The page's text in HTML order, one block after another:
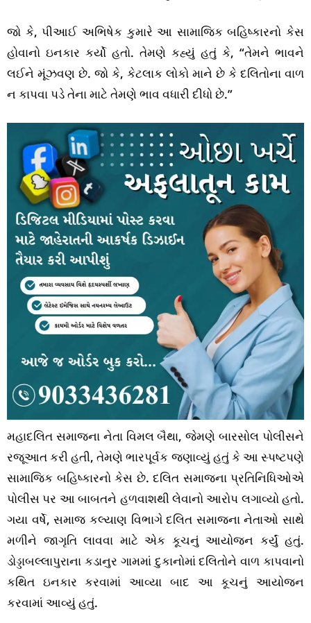
જો કે, પીઆઈ અભિષેક કુમારે આ સામાજિક બહિષ્કારનો કેસ
હોવાનો ઇનકાર કર્યો હતો. તેમણે કહ્યું હતું કે, “તેમને ભાવને
લઈને મૂંઝવણ છે. જો કે, કેટલાક લોકો માને છે કે દલિતોના વાળ
ન કાપવા પડે તેના માટે તેમણે ભાવ વધારી દીધો છે.”
મહાદલિત સમાજના નેતા વિમલ બૈથા, જેમણે બારસોલ પોલીસને
રજૂઆત કરી હતી, તેમણે ભારપૂર્વક જણાવ્યું હતું કે આ સ્પષ્ટપણે
સામાજિક બહિષ્કારનો કેસ છે. દલિત સમાજના પ્રતિનિધિઓએ
પોલીસ પર આ બાબતને હળવાશથી લેવાનો આરોપ લગાવ્યો હતો.
ગયા વર્ષે, સમાજ કલ્યાણ વિભાગે દલિત સમાજના નેતાઓ સાથે
મળીને જાગૃતિ લાવવા માટે એક કૂચનું આયોજન કર્યું હતું.
ડોડ્ડાબલ્લાપુરાના કડાનુર ગામમાં દુકાનોમાં દલિતોને વાળ કાપવાનો
કથિત ઇનકાર કરવામાં આવ્યા બાદ આ કૂચનું આયોજન
કરવામાં આવ્યું હતું.